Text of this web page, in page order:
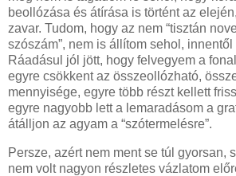
beollózása és átírása is történt az
zavar. Tudom, hogy az nem “tisztán
szószám”, nem is állítom sehol,
Ráadásul jól jött, hogy felvegyem a
egyre csökkent az összeollózható,
mennyisége, egyre több részt kellett
egyre nagyobb lett a lemaradásom a
átálljon az agyam a “szótermelésre”.
Persze, azért nem ment se túl gyorsan,
nem volt nagyon részletes vázlatom